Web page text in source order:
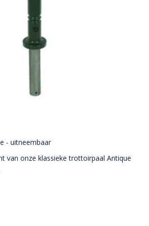
- uitneembaar
van onze klassieke trottoirpaal Antique